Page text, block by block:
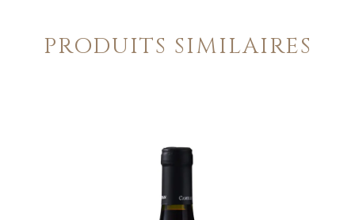
PRODUITS SIMILAIRES